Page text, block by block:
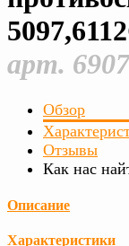
арт.
Обзор
Отзывы
Как нас
Описание
Характеристики